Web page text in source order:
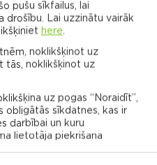
map
card to explore
pušu sīkfailus, lai
drošību. Lai uzzinātu vairāk
here.
noklikšķinot uz
tās, noklikšķinot uz
uz pogas “Noraidīt”,
obligātās sīkdatnes, kas ir
darbībai un kuru
lietotāja piekrišana